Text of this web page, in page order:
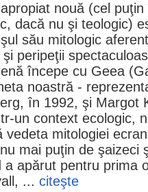
nouă (cel
dacă nu şi teologic)
său mitologic
peripeţii
începe cu Geea
noastră -
în 1992, şi Margot
un context ecologic,
vedeta mitologiei
mai puţin de şaizeci
apărut pentru prima
... citeşte